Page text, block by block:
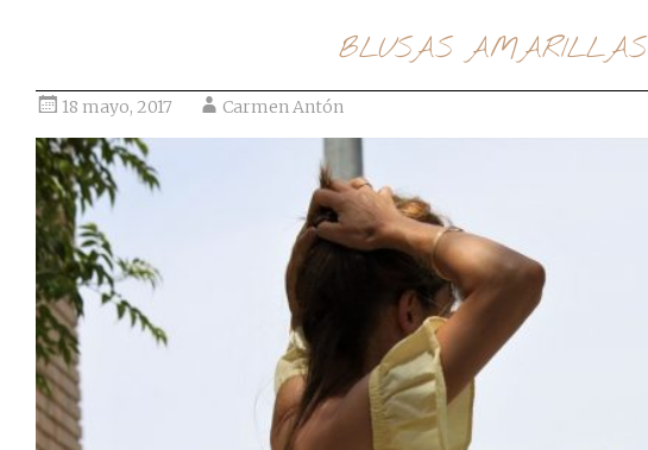
BLUSAS AMARILLAS
18 mayo, 2017 Carmen Antón